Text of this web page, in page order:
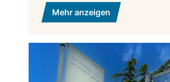
Mehr anzeigen